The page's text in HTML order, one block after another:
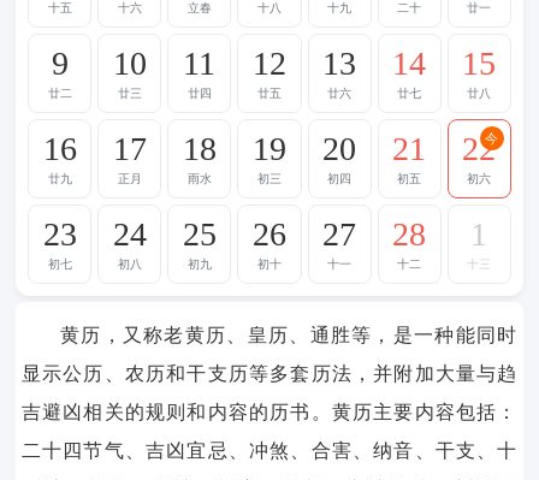
十五 十六 立春 十八 十九 二十 廿一
9
廿二
10
廿三
11
廿四
12
廿五
13
廿六
14
廿七
15
廿八
16
廿九
17
正月
18
雨水
19
初三
20
初四
21
初五
22
初六
今
23
初七
24
初八
25
初九
26
初十
27
十一
28
十二
1
十三
黄历，又称老黄历、皇历、通胜等，是一种能同时
显示公历、农历和干支历等多套历法，并附加大量与趋
吉避凶相关的规则和内容的历书。黄历主要内容包括：
二十四节气、吉凶宜忌、冲煞、合害、纳音、干支、十